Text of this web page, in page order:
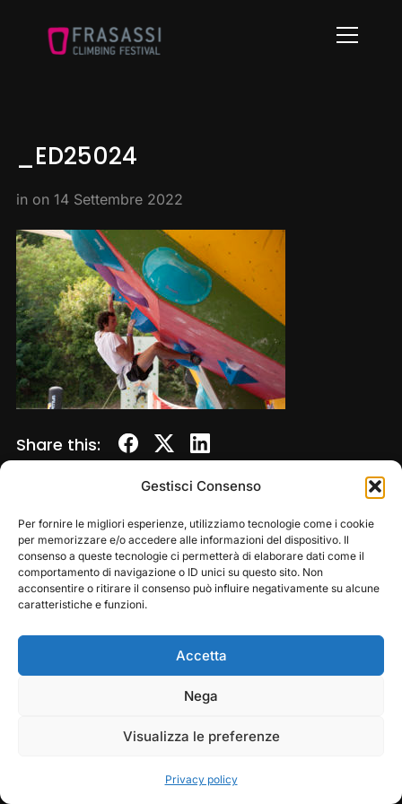
Gestisci Consenso
Per fornire le migliori esperienze, utilizziamo tecnologie come i cookie
per memorizzare e/o accedere alle informazioni del dispositivo. Il
consenso a queste tecnologie ci permetterà di elaborare dati come il
comportamento di navigazione o ID unici su questo sito. Non
acconsentire o ritirare il consenso può influire negativamente su alcune
caratteristiche e funzioni.
Accetta
Nega
Visualizza le preferenze
Privacy policy
Info
_ED25024
in on 14 Settembre 2022
Share this:
Copyright © 2026 — Frasassi Climbing Festival. All
Rights Reserved